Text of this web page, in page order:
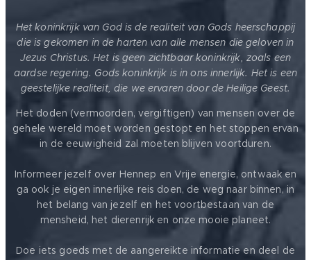
Het koninkrijk van God is de realiteit van Gods heerschappij
die is gekomen in de harten van alle mensen die geloven in
Jezus Christus. Het is geen zichtbaar koninkrijk, zoals een
aardse regering. Gods koninkrijk is in ons innerlijk. Het is een
geestelijke realiteit, die we ervaren door de Heilige Geest.
Het doden (vermoorden, vergiftigen) van mensen over de
gehele wereld moet worden gestopt en het stoppen ervan
in de eeuwigheid zal moeten blijven voortduren.
Informeer jezelf over Hennep en Vrije energie, ontwaak en
ga ook je eigen innerlijke reis doen, de weg naar binnen, in
het belang van jezelf en het voortbestaan van de
mensheid, het dierenrijk en onze mooie planeet.
Doe iets goeds met de aangereikte informatie en deel de